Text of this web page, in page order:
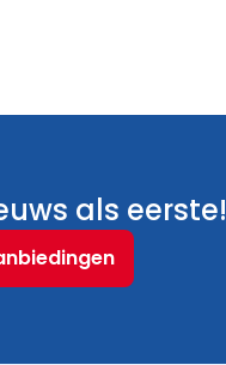
als eerste!